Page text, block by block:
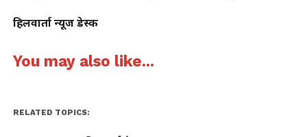
हिलवार्ता न्यूज डेस्क
You may also like...
RELATED TOPICS: